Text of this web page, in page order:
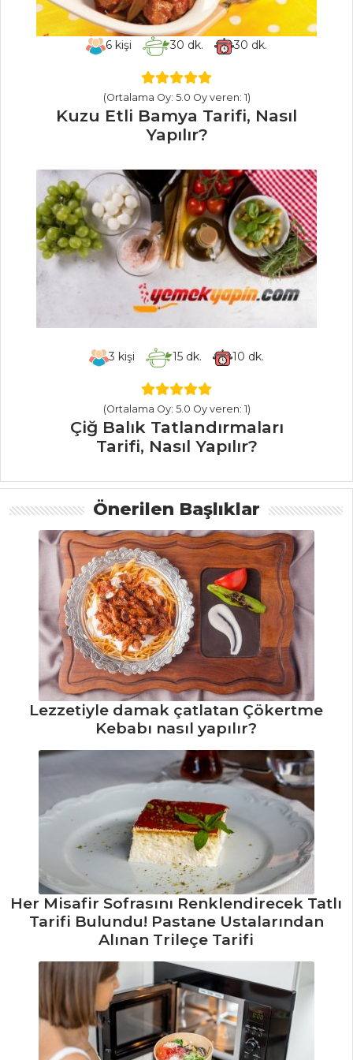
Yapılır?
Deniz Börülcesi
Salatası Tarifi? Nasıl
Mezeler ve Soslar
Tüm Tarifleri
ET YEMEKLERI
Ütüde Sığır Eti
Tarifi, Nasıl Yapılır?
Nohutlu Püreli
Kebap Tarifi, Nasıl
Hamburger
Tarifi, Nasıl Yapılır?
ÇORBALAR
Körili
Karnabahar Çorbası
Tarifi, Nasıl Yapılır?
Kremalı Limon
Çorbası Tarifi, Nasıl
Yapılır?
Tavuk Suyuna
Taze Etli Çorba
Çorbalar Tüm
Tarifleri
Kayısılı Vişneli
Tart Tarifi, Nasıl
Yapılır?
İncir ve Hurmalı
Ravyoli Kurabiye
Tarifi, Nasıl Yapılır?
Calzone Tarifi,
Nasıl Yapılır?
Hamur İşleri Tüm
Tarifleri
MASTERCHEF
6 kişi 30 dk. 30 dk.
(Ortalama Oy: 5.0 Oy veren: 1)
Kuzu Etli Bamya Tarifi, Nasıl
Yapılır?
3 kişi 15 dk. 10 dk.
(Ortalama Oy: 5.0 Oy veren: 1)
Çiğ Balık Tatlandırmaları
Tarifi, Nasıl Yapılır?
Önerilen Başlıklar
Lezzetiyle damak çatlatan Çökertme
Kebabı nasıl yapılır?
Her Misafir Sofrasını Renklendirecek Tatlı
Tarifi Bulundu! Pastane Ustalarından
Alınan Trileçe Tarifi